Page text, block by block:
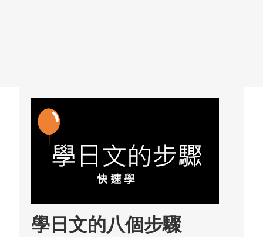
學日文的八個步驟